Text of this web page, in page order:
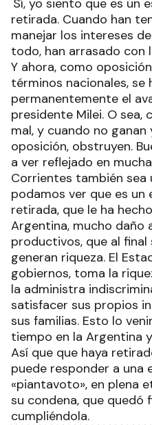
Sí, yo siento que es un
retirada. Cuando han
manejar los intereses
todo, han arrasado con
Y ahora, como
términos nacionales,
permanentemente el
presidente Milei. O sea,
mal, y cuando no
oposición, obstruyen.
a ver reflejado en
Corrientes también sea
podamos ver que es un
retirada, que le ha
Argentina, mucho daño
productivos, que al final
generan riqueza. El
gobiernos, toma la
la administra
satisfacer sus propios
sus familias. Esto lo
tiempo en la Argentina
Así que que haya
puede responder a una
«piantavoto», en plena
su condena, que quedó
cumpliéndola.